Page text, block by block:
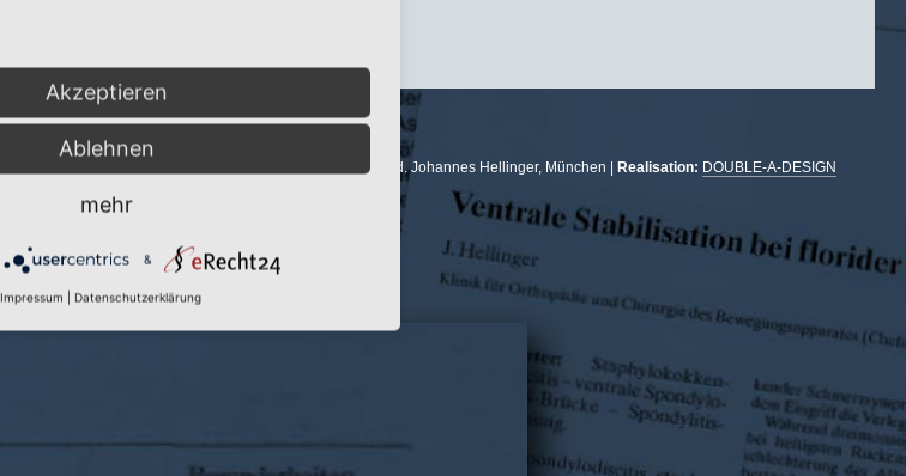
Prof. Dr. med. Johannes Hellinger, München | Realisation: DOUBLE-A-DESIGN
Akzeptieren
Ablehnen
mehr
&
Impressum Datenschutzerklärung